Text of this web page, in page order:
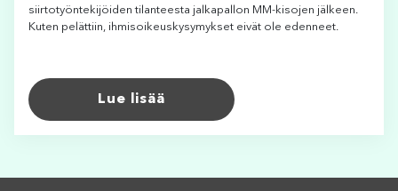
siirtotyöntekijöiden tilanteesta jalkapallon MM-kisojen jälkeen.
Kuten pelättiin, ihmisoikeuskysymykset eivät ole edenneet.
Lue lisää